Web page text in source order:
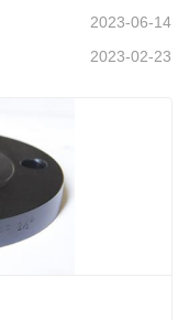
2023-06-14
2023-02-23